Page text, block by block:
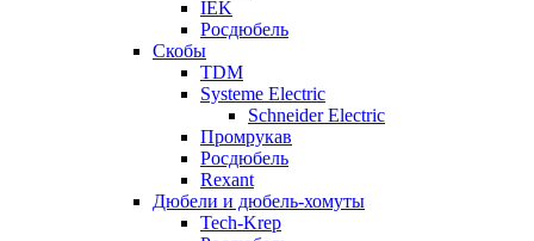
IEK
Росдюбель
Скобы
TDM
Systeme Electric
Schneider Electric
Промрукав
Росдюбель
Rexant
Дюбели и дюбель-хомуты
Tech-Krep